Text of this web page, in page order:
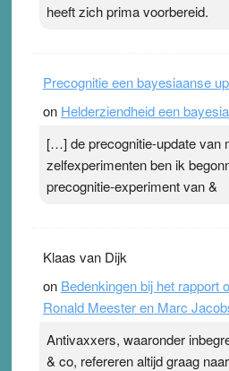
heeft zich prima voorbereid.
Precognitie een bayesiaanse
on Helderziendheid een
[…] de precognitie-update van
zelfexperimenten ben ik
precognitie-experiment van &
Klaas van Dijk
on Bedenkingen bij het rapport
Ronald Meester en Marc
Antivaxxers, waaronder
& co, refereren altijd graag